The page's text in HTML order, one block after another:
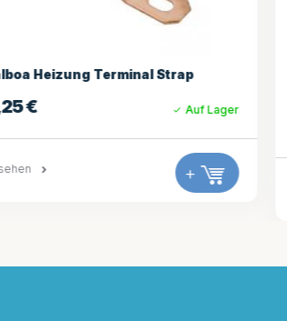
Auf Lager
+
AeWare HEAT.WAV 4,0